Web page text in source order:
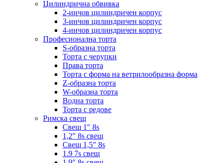
Цилиндрична обвивка
2-инчов цилиндричен корпус
3-инчов цилиндричен корпус
4-инчов цилиндричен корпус
Професионална торта
S-образна торта
Торта с черупки
Права торта
Торта с форма на ветрилообразна форма
Z-образна торта
W-образна торта
Водна торта
Торта с редове
Римска свещ
Свещ 1″ 8s
1,2″ 8s свещ
Свещ 1,5″ 8s
1.9 7s свещ